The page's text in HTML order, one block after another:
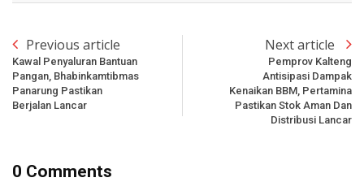
Previous article
Kawal Penyaluran Bantuan
Pangan, Bhabinkamtibmas
Panarung Pastikan
Berjalan Lancar
Next article
Pemprov Kalteng
Antisipasi Dampak
Kenaikan BBM, Pertamina
Pastikan Stok Aman Dan
Distribusi Lancar
0 Comments